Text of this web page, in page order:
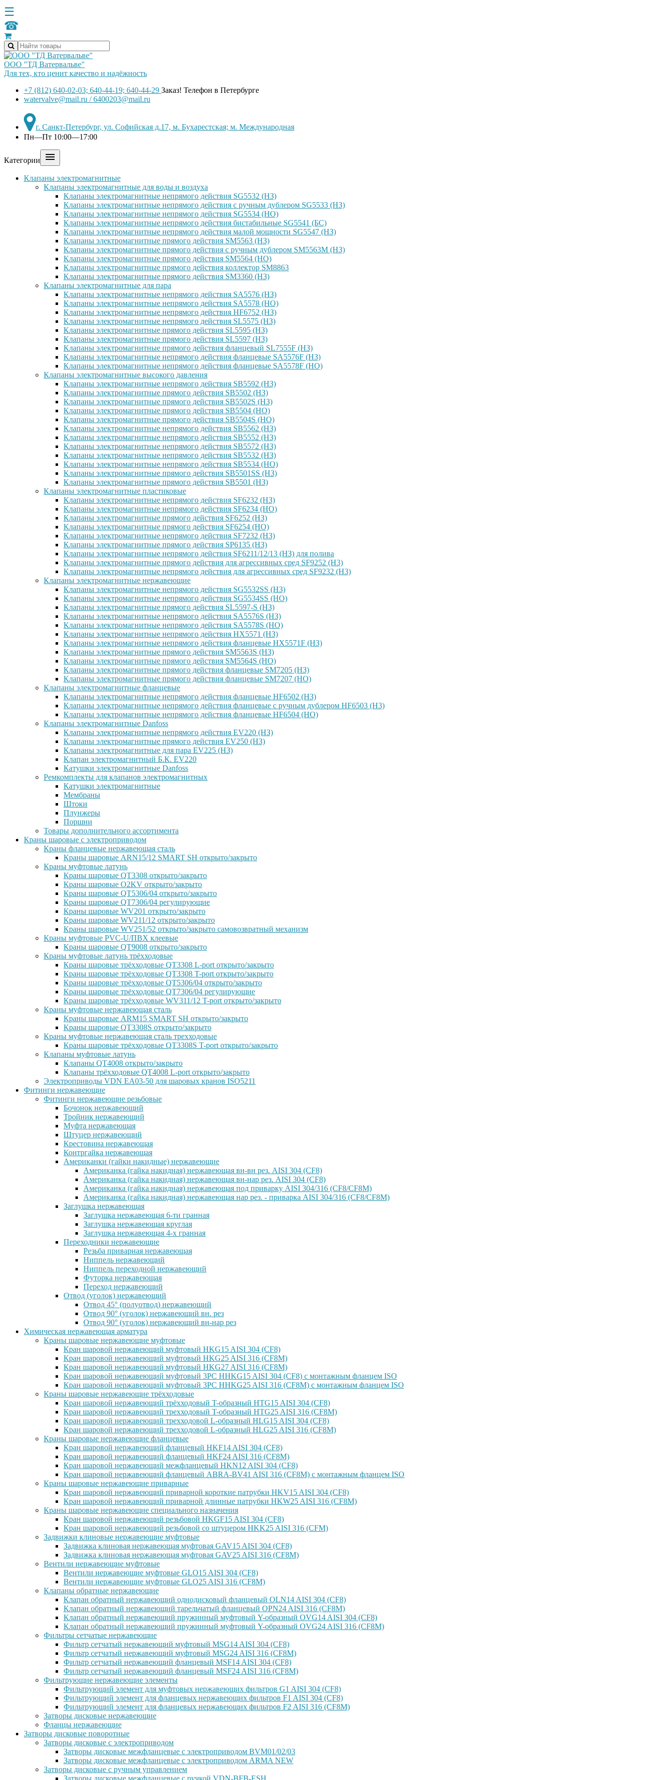
☰
☎
ООО "ТД Ватервальве"
Для тех, кто ценит качество и надёжность
+7 (812) 640-02-03; 640-44-19; 640-44-29 Заказ! Телефон в Петербурге
watervalve@mail.ru / 6400203@mail.ru
г. Санкт-Петербург, ул. Софийская д.17, м. Бухарестская; м. Международная
Пн—Пт 10:00—17:00
Категории 
Клапаны электромагнитные
Клапаны электромагнитные для воды и воздуха
Клапаны электромагнитные непрямого действия SG5532 (НЗ)
Клапаны электромагнитные непрямого действия с ручным дублером SG5533 (НЗ)
Клапаны электромагнитные непрямого действия SG5534 (НО)
Клапаны электромагнитные непрямого действия бистабильные SG5541 (БС)
Клапаны электромагнитные непрямого действия малой мощности SG5547 (НЗ)
Клапаны электромагнитные прямого действия SM5563 (НЗ)
Клапаны электромагнитные прямого действия с ручным дублером SM5563M (НЗ)
Клапаны электромагнитные прямого действия SM5564 (НО)
Клапаны электромагнитные прямого дейcтвия коллектор SM8863
Клапаны электромагнитные прямого действия SM3360 (НЗ)
Клапаны электромагнитные для пара
Клапаны электромагнитные непрямого действия SA5576 (НЗ)
Клапаны электромагнитные непрямого действия SA5578 (НО)
Клапаны электромагнитные непрямого действия HF6752 (НЗ)
Клапаны электромагнитные непрямого действия SL5575 (НЗ)
Клапаны электромагнитные прямого действия SL5595 (НЗ)
Клапаны электромагнитные прямого действия SL5597 (НЗ)
Клапаны электромагнитные прямого действия фланцевый SL7555F (НЗ)
Клапаны электромагнитные непрямого действия фланцевые SA5576F (НЗ)
Клапаны электромагнитные непрямого действия фланцевые SA5578F (НО)
Клапаны электромагнитные высокого давления
Клапаны электромагнитные непрямого действия SB5592 (НЗ)
Клапаны электромагнитные прямого действия SB5502 (НЗ)
Клапаны электромагнитные прямого действия SB5502S (НЗ)
Клапаны электромагнитные прямого действия SB5504 (НО)
Клапаны электромагнитные прямого действия SB5504S (НО)
Клапаны электромагнитные непрямого действия SB5562 (НЗ)
Клапаны электромагнитные непрямого действия SB5552 (НЗ)
Клапаны электромагнитные непрямого действия SB5572 (НЗ)
Клапаны электромагнитные непрямого действия SB5532 (НЗ)
Клапаны электромагнитные непрямого действия SB5534 (НО)
Клапаны электромагнитные прямого действия SB5501SS (НЗ)
Клапаны электромагнитные прямого действия SB5501 (НЗ)
Клапаны электромагнитные пластиковые
Клапаны электромагнитные непрямого действия SF6232 (НЗ)
Клапаны электромагнитные непрямого действия SF6234 (НО)
Клапаны электромагнитные прямого действия SF6252 (НЗ)
Клапаны электромагнитные прямого действия SF6254 (НО)
Клапаны электромагнитные непрямого действия SF7232 (НЗ)
Клапаны электромагнитные прямого действия SP6135 (НЗ)
Клапаны электромагнитные непрямого действия SF6211/12/13 (НЗ) для полива
Клапаны электромагнитные прямого действия для агрессивных сред SF9252 (H3)
Клапаны электромагнитные непрямого действия для агрессивных сред SF9232 (H3)
Клапаны электромагнитные нержавеющие
Клапаны электромагнитные непрямого действия SG5532SS (НЗ)
Клапаны электромагнитные непрямого действия SG5534SS (НО)
Клапаны электромагнитные прямого действия SL5597-S (НЗ)
Клапаны электромагнитные непрямого действия SA5576S (НЗ)
Клапаны электромагнитные непрямого действия SA5578S (НО)
Клапаны электромагнитные непрямого действия HX5571 (НЗ)
Клапаны электромагнитные непрямого действия фланцевые HX5571F (НЗ)
Клапаны электромагнитные прямого действия SM5563S (НЗ)
Клапаны электромагнитные прямого действия SM5564S (НО)
Клапаны электромагнитные прямого действия фланцевые SM7205 (НЗ)
Клапаны электромагнитные прямого действия фланцевые SM7207 (НО)
Клапаны электромагнитные фланцевые
Клапаны электромагнитные непрямого действия фланцевые HF6502 (НЗ)
Клапаны электромагнитные непрямого действия фланцевые с ручным дублером HF6503 (Н3)
Клапаны электромагнитные непрямого действия фланцевые HF6504 (НО)
Клапаны электромагнитные Danfoss
Клапаны электромагнитные непрямого действия EV220 (НЗ)
Клапаны электромагнитные прямого действия EV250 (НЗ)
Клапаны электромагнитные для пара EV225 (НЗ)
Клапан электромагнитный Б.К. EV220
Катушки электромагнитные Danfoss
Ремкомплекты для клапанов электромагнитных
Катушки электромагнитные
Мембраны
Штоки
Плунжеры
Поршни
Товары дополнительного ассортимента
Краны шаровые с электроприводом
Краны фланцевые нержавеющая сталь
Краны шаровые ARN15/12 SMART SH открыто/закрыто
Краны муфтовые латунь
Краны шаровые QT3308 открыто/закрыто
Краны шаровые O2KV открыто/закрыто
Краны шаровые QT5306/04 открыто/закрыто
Краны шаровые QT7306/04 регулирующие
Краны шаровые WV201 открыто/закрыто
Краны шаровые WV211/12 открыто/закрыто
Краны шаровые WV251/52 открыто/закрыто самовозвратный механизм
Краны муфтовые PVC-U/ПВХ клеевые
Краны шаровые QT9008 открыто/закрыто
Краны муфтовые латунь трёхходовые
Краны шаровые трёхходовые QT3308 L-port открыто/закрыто
Краны шаровые трёхходовые QT3308 T-port открыто/закрыто
Краны шаровые трёхходовые QT5306/04 открыто/закрыто
Краны шаровые трёхходовые QT7306/04 регулирующие
Краны шаровые трёхходовые WV311/12 T-port открыто/закрыто
Краны муфтовые нержавеющая сталь
Краны шаровые ARM15 SMART SH открыто/закрыто
Краны шаровые QT3308S открыто/закрыто
Краны муфтовые нержавеющая сталь трехходовые
Краны шаровые трёхходовые QT3308S T-port открыто/закрыто
Клапаны муфтовые латунь
Клапаны QT4008 открыто/закрыто
Клапаны трёхходовые QT4008 L-port открыто/закрыто
Электроприводы VDN EA03-50 для шаровых кранов ISO5211
Фитинги нержавеющие
Фитинги нержавеющие резьбовые
Бочонок нержавеющий
Тройник нержавеющий
Муфта нержавеющая
Штуцер нержавеющий
Крестовина нержавеющая
Контргайка нержавеющая
Американки (гайки накидные) нержавеющие
Американка (гайка накидная) нержавеющая вн-вн рез. AISI 304 (CF8)
Американка (гайка накидная) нержавеющая вн-нар рез. AISI 304 (CF8)
Американка (гайка накидная) нержавеющая под приварку AISI 304/316 (CF8/CF8M)
Американка (гайка накидная) нержавеющая нар рез. - приварка AISI 304/316 (CF8/CF8M)
Заглушка нержавеющая
Заглушка нержавеющая 6-ти гранная
Заглушка нержавеющая круглая
Заглушка нержавеющая 4-х гранная
Переходники нержавеющие
Резьба приварная нержавеющая
Ниппель нержавеющий
Ниппель переходной нержавеющий
Футорка нержавеющая
Переход нержавеющий
Отвод (уголок) нержавеющий
Отвод 45° (полуотвод) нержавеющий
Отвод 90° (уголок) нержавеющий вн. рез
Отвод 90° (уголок) нержавеющий вн-нар рез
Химическая нержавеющая арматура
Краны шаровые нержавеющие муфтовые
Кран шаровой нержавеющий муфтовый HKG15 AISI 304 (CF8)
Кран шаровой нержавеющий муфтовый HKG25 AISI 316 (CF8M)
Кран шаровой нержавеющий муфтовый HKG27 AISI 316 (CF8M)
Кран шаровой нержавеющий муфтовый 3PC HHKG15 AISI 304 (CF8) с монтажным фланцем ISO
Кран шаровой нержавеющий муфтовый 3PC HHKG25 AISI 316 (CF8M) с монтажным фланцем ISO
Краны шаровые нержавеющие трёхходовые
Кран шаровой нержавеющий трёхходовый T-образный HTG15 AISI 304 (CF8)
Кран шаровой нержавеющий трехходовый T-образный HTG25 AISI 316 (CF8M)
Кран шаровой нержавеющий трехходовой L-образный HLG15 AISI 304 (CF8)
Кран шаровой нержавеющий трехходовой L-образный HLG25 AISI 316 (CF8M)
Краны шаровые нержавеющие фланцевые
Кран шаровой нержавеющий фланцевый HKF14 AISI 304 (CF8)
Кран шаровой нержавеющий фланцевый HKF24 AISI 316 (CF8M)
Кран шаровой нержавеющий межфланцевый HKN12 AISI 304 (CF8)
Кран шаровой нержавеющий фланцевый ABRA-BV41 AISI 316 (CF8M) с монтажным фланцем ISO
Краны шаровые нержавеющие приварные
Кран шаровой нержавеющий приварной короткие патрубки HKV15 AISI 304 (CF8)
Кран шаровой нержавеющий приварной длинные патрубки HKW25 AISI 316 (CF8M)
Краны шаровые нержавеющие специального назначения
Кран шаровой нержавеющий резьбовой HKGF15 AISI 304 (CF8)
Кран шаровой нержавеющий резьбовой со штуцером HKK25 AISI 316 (CFM)
Задвижки клиновые нержавеющие муфтовые
Задвижка клиновая нержавеющая муфтовая GAV15 AISI 304 (CF8)
Задвижка клиновая нержавеющая муфтовая GAV25 AISI 316 (CF8M)
Вентили нержавеющие муфтовые
Вентили нержавеющие муфтовые GLO15 AISI 304 (CF8)
Вентили нержавеющие муфтовые GLO25 AISI 316 (CF8M)
Клапаны обратные нержавеющие
Клапан обратный нержавеющий однодисковый фланцевый OLN14 AISI 304 (CF8)
Клапан обратный нержавеющий тарельчатый фланцевый OPN24 AISI 316 (CF8M)
Клапан обратный нержавеющий пружинный муфтовый Y-образный OVG14 AISI 304 (CF8)
Клапан обратный нержавеющий пружинный муфтовый Y-образный OVG24 AISI 316 (CF8М)
Фильтры сетчатые нержавеющие
Фильтр сетчатый нержавеющий муфтовый MSG14 AISI 304 (CF8)
Фильтр сетчатый нержавеющий муфтовый MSG24 AISI 316 (CF8M)
Фильтр сетчатый нержавеющий фланцевый MSF14 AISI 304 (CF8)
Фильтр сетчатый нержавеющий фланцевый MSF24 AISI 316 (CF8M)
Фильтрующие нержавеющие элементы
Фильтрующий элемент для муфтовых нержавеющих фильтров G1 AISI 304 (CF8)
Фильтрующий элемент для фланцевых нержавеющих фильтров F1 AISI 304 (CF8)
Фильтрующий элемент для фланцевых нержавеющих фильтров F2 AISI 316 (CF8M)
Затворы дисковые нержавеющие
Фланцы нержавеющие
Затворы дисковые поворотные
Затворы дисковые с электроприводом
Затворы дисковые межфланцевые с электроприводом BVM01/02/03
Затворы дисковые межфланцевые с электроприводом ARMA NEW
Затворы дисковые с ручным управлением
Затворы дисковые межфланцевые с ручкой VDN-BFB-ESH